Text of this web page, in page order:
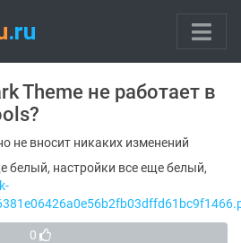
Theme не работает в
не вносит никаких изменений
белый, настройки все еще белый,
0